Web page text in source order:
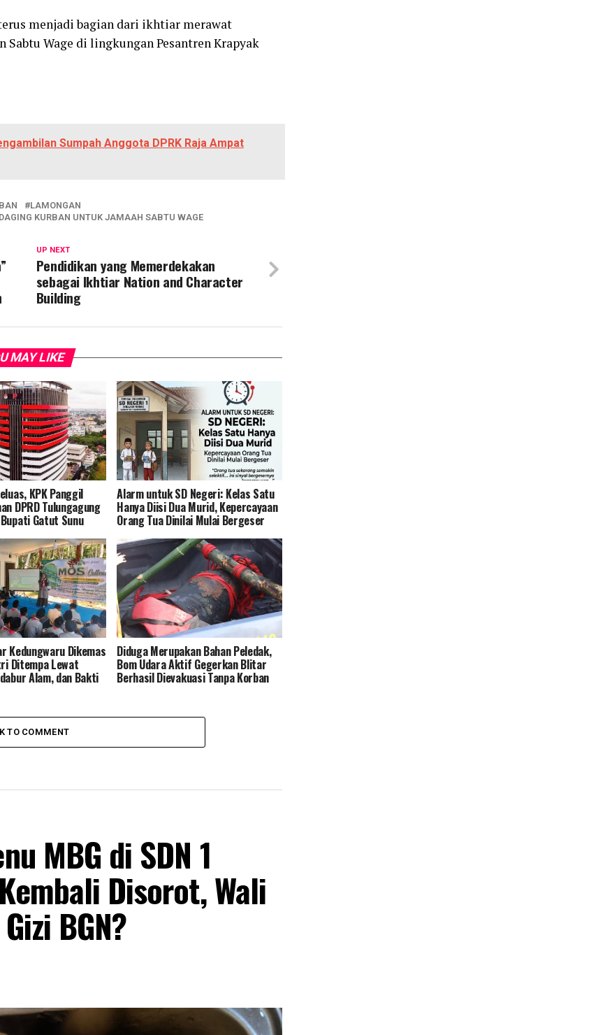
menjadi bagian dari ikhtiar merawat
Sabtu Wage di lingkungan Pesantren Krapyak
Sumpah Anggota DPRK Raja Ampat
LAMONGAN
KURBAN UNTUK JAMAAH SABTU WAGE
UP NEXT
Pendidikan yang Memerdekakan
sebagai Ikhtiar Nation and Character
Building
MAY LIKE
KPK Panggil
DPRD Tulungagung
Gatut Sunu
Alarm untuk SD Negeri: Kelas Satu
Hanya Diisi Dua Murid, Kepercayaan
Orang Tua Dinilai Mulai Bergeser
Kedungwaru Dikemas
Ditempa Lewat
Alam, dan Bakti
Diduga Merupakan Bahan Peledak,
Bom Udara Aktif Gegerkan Blitar
Berhasil Dievakuasi Tanpa Korban
TO COMMENT
MBG di SDN 1
Disorot, Wali
BGN?